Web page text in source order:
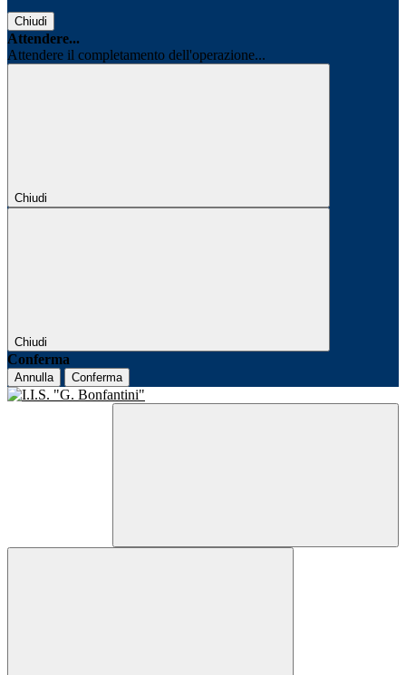
Chiudi
Attendere...
Attendere il completamento dell'operazione...
Chiudi
Chiudi
Conferma
Annulla Conferma